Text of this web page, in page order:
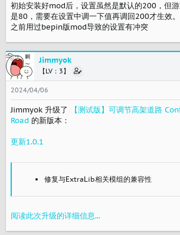
初始安装好mod后，设置虽然是默认的200，但
是80，需要在设置中调一下值再调回200才生效
之前用过bepin版mod导致的设置有冲突
Jimmyok
【LV：3】
2024/04/06
Jimmyok 升级了
【测试版】可调节高架道路
Road 的新版本：
更新1.0.1
修复与ExtraLib相关模组的兼容性
阅读此次升级的详细信息...